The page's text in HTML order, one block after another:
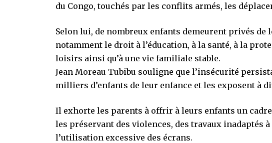
du Congo, touchés par les conflits armés, les
Selon lui, de nombreux enfants demeurent privés de
notamment le droit à l’éducation, à la santé, à la
loisirs ainsi qu’à une vie familiale stable.
Jean Moreau Tubibu souligne que l’insécurité
milliers d’enfants de leur enfance et les exposent à
Il exhorte les parents à offrir à leurs enfants un
les préservant des violences, des travaux inadaptés
l’utilisation excessive des écrans.